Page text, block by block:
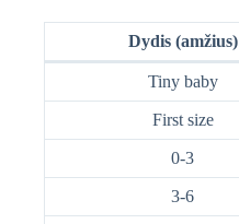
Dydis (amžius)
Tiny baby
First size
0-3
3-6